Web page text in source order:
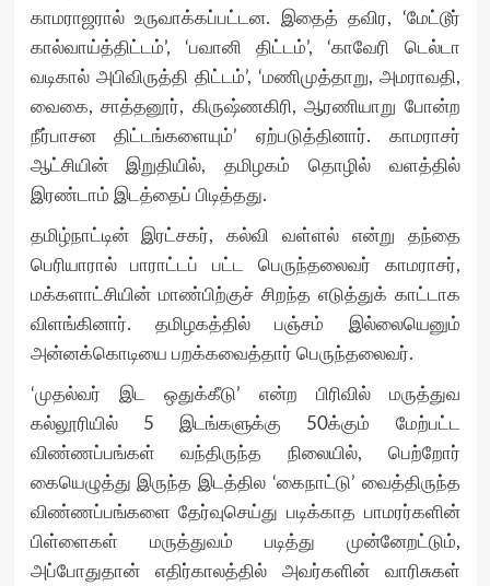
காமராஜரால் உருவாக்கப்பட்டன. இதைத் தவிர, ‘மேட்டூர்
கால்வாய்த்திட்டம்’, ‘பவானி திட்டம்’, ‘காவேரி டெல்டா
வடிகால் அபிவிருத்தி திட்டம்’, ‘மணிமுத்தாறு, அமராவதி,
வைகை, சாத்தனூர், கிருஷ்ணகிரி, ஆரணியாறு போன்ற
நீர்பாசன திட்டங்களையும்’ ஏற்படுத்தினார். காமராசர்
ஆட்சியின் இறுதியில், தமிழகம் தொழில் வளத்தில்
இரண்டாம் இடத்தைப் பிடித்தது.
தமிழ்நாட்டின் இரட்சகர், கல்வி வள்ளல் என்று தந்தை
பெரியாரால் பாராட்டப் பட்ட பெருந்தலைவர் காமராசர்,
மக்களாட்சியின் மாண்பிற்குச் சிறந்த எடுத்துக் காட்டாக
விளங்கினார். தமிழகத்தில் பஞ்சம் இல்லையெனும்
அன்னக்கொடியை பறக்கவைத்தார் பெருந்தலைவர்.
‘முதல்வர் இட ஒதுக்கீடு’ என்ற பிரிவில் மருத்துவ
கல்லூரியில் 5 இடங்களுக்கு 50க்கும் மேற்பட்ட
விண்ணப்பங்கள் வந்திருந்த நிலையில், பெற்றோர்
கையெழுத்து இருந்த இடத்தில ‘கைநாட்டு’ வைத்திருந்த
விண்ணப்பங்களை தேர்வுசெய்து படிக்காத பாமரர்களின்
பிள்ளைகள் மருத்துவம் படித்து முன்னேறட்டும்,
அப்போதுதான் எதிர்காலத்தில் அவர்களின் வாரிசுகள்